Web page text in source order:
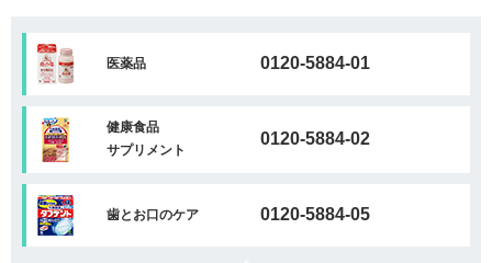
医薬品 0120-5884-01
健康食品
サプリメント
0120-5884-02
歯とお口のケア 0120-5884-05